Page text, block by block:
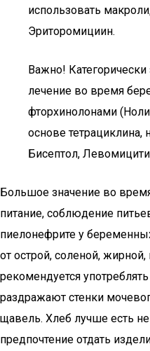
использовать
Эриторомициин.
Важно!
лечение во время
фторхинолонами
основе тетрациклина,
Бисептол,
Большое значение во
питание, соблюдение
пиелонефрите у
от острой, соленой,
рекомендуется
раздражают стенки
щавель. Хлеб лучше есть
предпочтение отдать